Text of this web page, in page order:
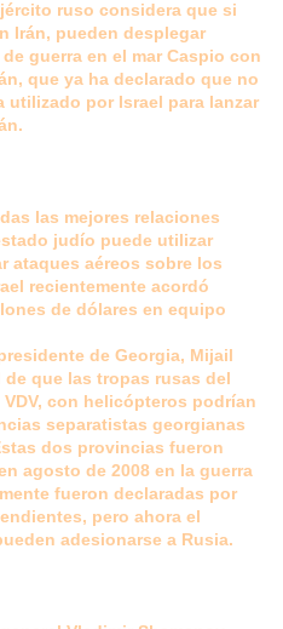
ruso considera que si
Irán, pueden desplegar
guerra en el mar Caspio con
que ya ha declarado que no
utilizado por Israel para lanzar
las mejores relaciones
judío puede utilizar
ataques aéreos sobre los
recientemente acordó
de dólares en equipo
de Georgia, Mijail
que las tropas rusas del
con helicópteros podrían
separatistas georgianas
dos provincias fueron
agosto de 2008 en la guerra
fueron declaradas por
pero ahora el
adesionarse a Rusia.